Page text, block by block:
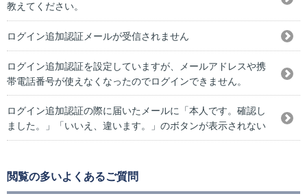
教えてください。
ログイン追加認証メールが受信されません
ログイン追加認証を設定していますが、メールアドレスや携
帯電話番号が使えなくなったのでログインできません。
ログイン追加認証の際に届いたメールに「本人です。確認し
ました。」「いいえ、違います。」のボタンが表示されない
閲覧の多いよくあるご質問